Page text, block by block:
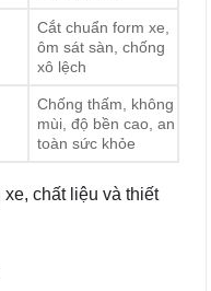
Cắt chuẩn form xe,
ôm sát sàn, chống
xô lệch
Chống thấm, không
mùi, độ bền cao, an
toàn sức khỏe
chất liệu và thiết